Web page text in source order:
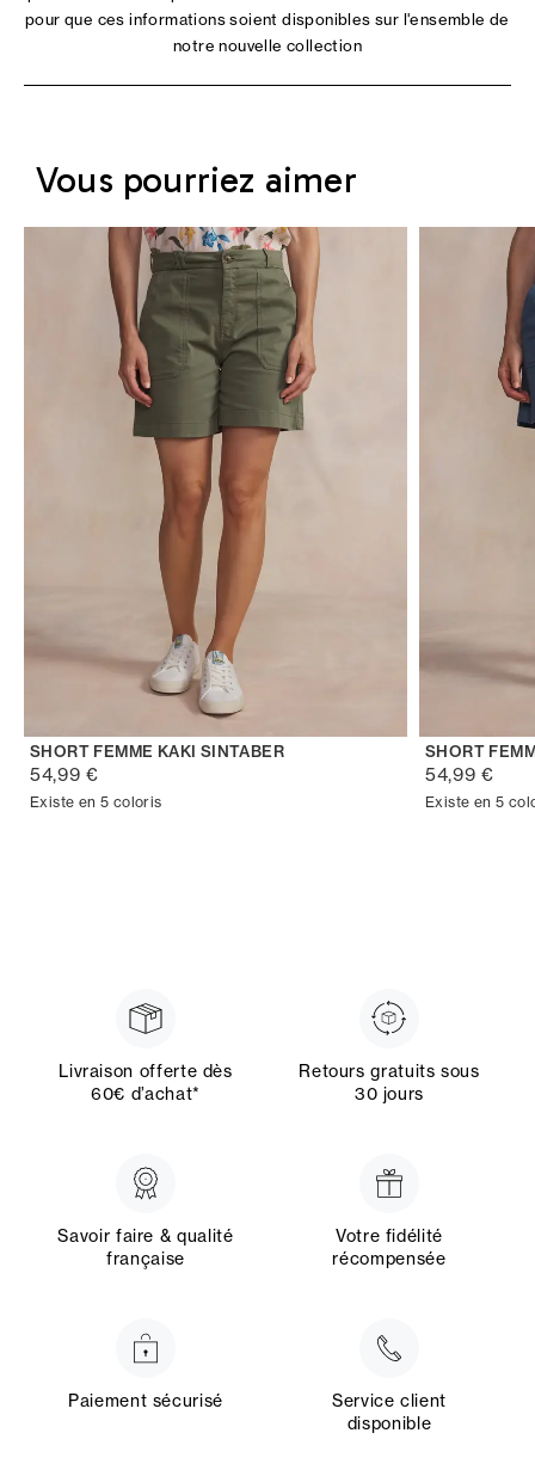
pour que ces informations soient disponibles sur l'ensemble de
notre nouvelle collection
Vous pourriez aimer
SHORT FEMME KAKI SINTABER
54,99 €
Existe en 5 coloris
SHORT
54,99 €
Existe en 5
Livraison offerte dès
60€ d’achat*
Retours gratuits sous
30 jours
Savoir faire & qualité
française
Votre fidélité
récompensée
Paiement sécurisé
Service client
disponible